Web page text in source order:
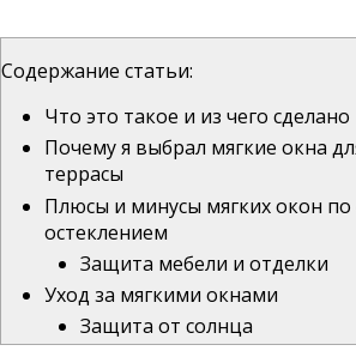
Содержание статьи:
Что это такое и из чего сделано
Почему я выбрал мягкие окна
террасы
Плюсы и минусы мягких окон
остеклением
Защита мебели и отделки
Уход за мягкими окнами
Защита от солнца